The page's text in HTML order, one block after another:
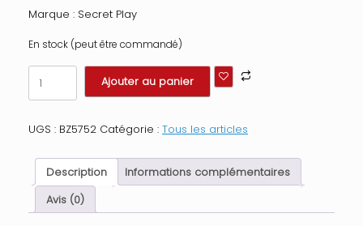
Marque : Secret Play
En stock (peut être commandé)
de
Boules
massage
effet
chaleur
Contenance
Ajouter au panier
UGS : BZ5752 Catégorie : Tous les articles
Description
Informations complémentaires
Avis (0)